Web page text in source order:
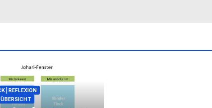
| REFLEXION